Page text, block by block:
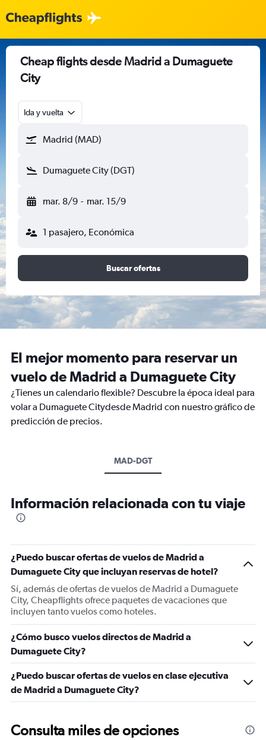
Cheap flights desde Madrid a Dumaguete
City
Ida y vuelta
Madrid (MAD)
Dumaguete City (DGT)
mar. 8/9 - mar. 15/9
1 pasajero, Económica
Buscar ofertas
El mejor momento para reservar un
vuelo de Madrid a Dumaguete City
¿Tienes un calendario flexible? Descubre la época ideal para
volar a Dumaguete Citydesde Madrid con nuestro gráfico de
predicción de precios.
MAD-DGT
Información relacionada con tu viaje
¿Puedo buscar ofertas de vuelos de Madrid a
Dumaguete City que incluyan reservas de hotel?
Sí, además de ofertas de vuelos de Madrid a Dumaguete
City, Cheapflights ofrece paquetes de vacaciones que
incluyen tanto vuelos como hoteles.
¿Cómo busco vuelos directos de Madrid a
Dumaguete City?
¿Puedo buscar ofertas de vuelos en clase ejecutiva
de Madrid a Dumaguete City?
Consulta miles de opciones